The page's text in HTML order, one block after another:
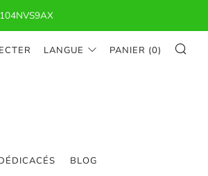
BLOG
LANGUE PANIER (0)